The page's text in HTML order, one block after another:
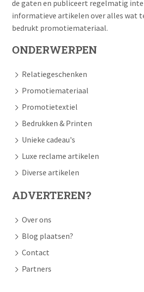
de gaten en publiceert regelmatig
informatieve artikelen over alles wat
bedrukt promotiemateriaal.
ONDERWERPEN
Relatiegeschenken
Promotiemateriaal
Promotietextiel
Bedrukken & Printen
Unieke cadeau's
Luxe reclame artikelen
Diverse artikelen
ADVERTEREN?
Over ons
Blog plaatsen?
Contact
Partners